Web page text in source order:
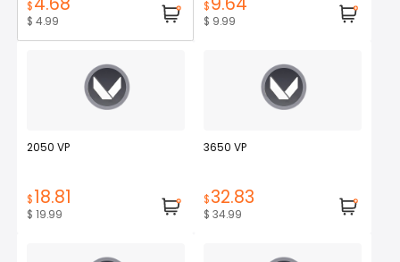
$
$ 4.99
$
$ 9.99
2050 VP
$18.81
$ 19.99
3650 VP
$32.83
$ 34.99